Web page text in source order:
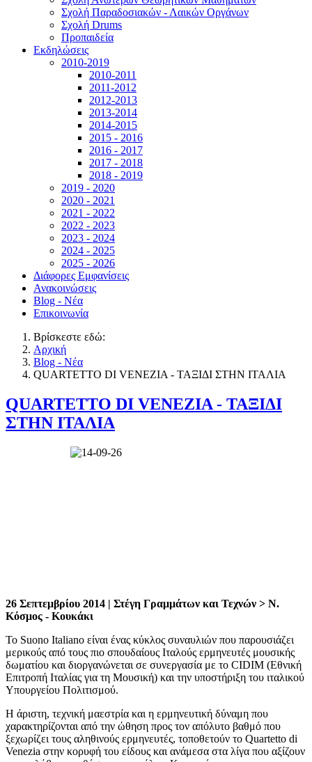
Σχολή Παραδοσιακών - Λαικών Οργάνων
Σχολή Drums
Προπαιδεία
Εκδηλώσεις
2010-2019
2010-2011
2011-2012
2012-2013
2013-2014
2014-2015
2015 - 2016
2016 - 2017
2017 - 2018
2018 - 2019
2019 - 2020
2020 - 2021
2021 - 2022
2022 - 2023
2023 - 2024
2024 - 2025
2025 - 2026
Διάφορες Εμφανίσεις
Ανακοινώσεις
Blog - Νέα
Επικοινωνία
Βρίσκεστε εδώ:
Αρχική
Blog - Νέα
QUARTETTO DI VENEZIA - ΤΑΞΙΔΙ ΣΤΗΝ ΙΤΑΛΙΑ
QUARTETTO DI VENEZIA - ΤΑΞΙΔΙ
ΣΤΗΝ ΙΤΑΛΙΑ
26 Σεπτεμβρίου 2014 | Στέγη Γραμμάτων και Τεχνών > Ν.
Κόσμος - Κουκάκι
To Suono Italiano είναι ένας κύκλος συναυλιών που παρουσιάζει
μερικούς από τους πιο σπουδαίους Ιταλούς ερμηνευτές μουσικής
δωματίου και διοργανώνεται σε συνεργασία με το CIDIM (Εθνική
Επιτροπή Ιταλίας για τη Μουσική) και την υποστήριξη του ιταλικού
Υπουργείου Πολιτισμού.
Η άριστη, τεχνική μαεστρία και η ερμηνευτική δύναμη που
χαρακτηρίζονται από την ώθηση προς τον απόλυτο βαθμό που
ξεχωρίζει τους αληθινούς ερμηνευτές, τοποθετούν το Quartetto di
Venezia στην κορυφή του είδους και ανάμεσα στα λίγα που αξίζουν